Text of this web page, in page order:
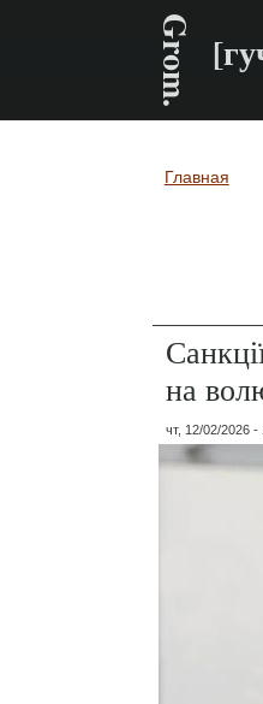
Grom.
Вы здесь
Главная
на
чт, 12/02/2026 -